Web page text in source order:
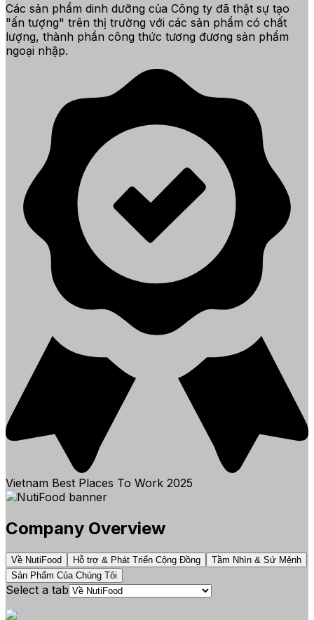
Các sản phẩm dinh dưỡng của Công ty đã thật sự tạo
"ấn tượng" trên thị trường với các sản phẩm có chất
lượng, thành phần công thức tương đương sản phẩm
ngoại nhập.
Vietnam Best Places To Work 2025
Company Overview
Về NutiFood Hỗ trợ & Phát Triển Cộng Đồng
Tầm Nhìn & Sứ Mệnh
Sản Phẩm Của Chúng Tôi
Select a tab